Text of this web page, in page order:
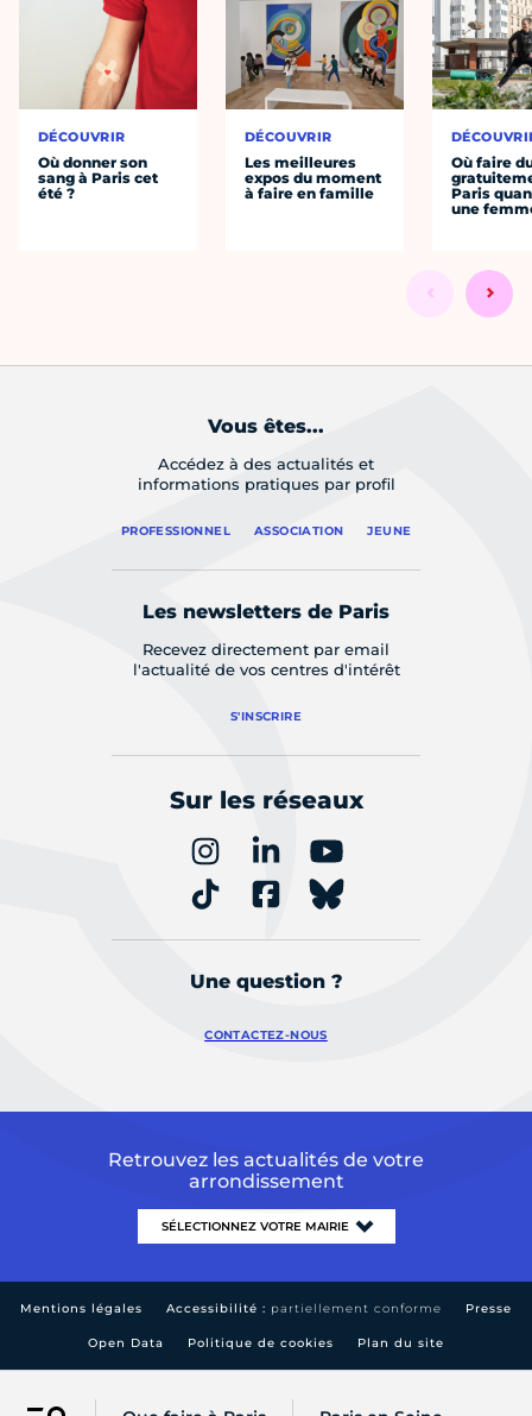
DÉCOUVRIR
Où donner son
sang à Paris cet
été ?
DÉCOUVRIR
Les meilleures
expos du moment
à faire en famille
Où faire
Paris
une
Vous êtes...
Accédez à des actualités et
informations pratiques par profil
PROFESSIONNEL ASSOCIATION JEUNE
Les newsletters de Paris
Recevez directement par email
l'actualité de vos centres d'intérêt
S'INSCRIRE
Sur les réseaux
Une question ?
CONTACTEZ-NOUS
Retrouvez les actualités de votre
arrondissement
Mentions légales Accessibilité : partiellement conforme Presse
Open Data Politique de cookies Plan du site